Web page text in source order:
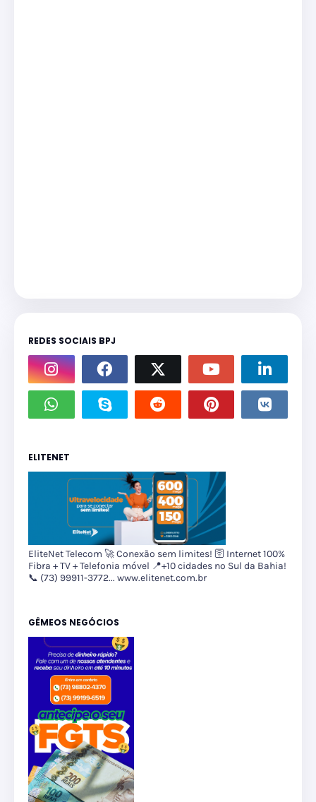
REDES SOCIAIS BPJ
ELITENET
EliteNet Telecom 🚀 Conexão sem limites! 🛜 Internet 100%
Fibra + TV + Telefonia móvel 📍+10 cidades no Sul da Bahia!
📞 (73) 99911-3772... www.elitenet.com.br
GÊMEOS NEGÓCIOS